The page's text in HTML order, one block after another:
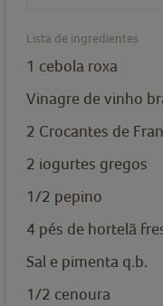
Lista de ingredientes
1 cebola roxa
Vinagre de vinho
2 Crocantes de
2 iogurtes gregos
1/2 pepino
4 pés de hortelã
Sal e pimenta q.b.
1/2 cenoura